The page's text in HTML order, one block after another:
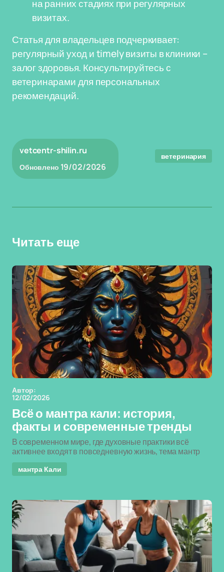
на ранних стадиях при регулярных
визитах.
Статья для владельцев подчеркивает:
регулярный уход и timely визиты в клиники –
залог здоровья. Консультируйтесь с
ветеринарами для персональных
рекомендаций.
vetcentr-shilin.ru
Обновлено 19/02/2026
ветеринария
Читать еще
Автор:
12/02/2026
Всё о мантра кали: история,
факты и современные тренды
В современном мире, где духовные практики всё
активнее входят в повседневную жизнь, тема мантр
мантра Кали